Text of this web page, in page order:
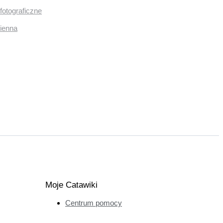
Moje Catawiki
Centrum pomocy